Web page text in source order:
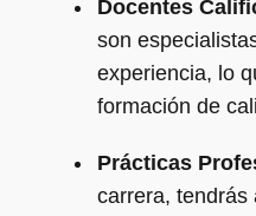
Docentes
son
experiencia, lo
formación de
Prácticas
carrera, tendrás